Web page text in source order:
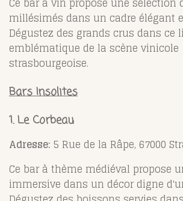
millésimés dans un cadre élégant
Dégustez des grands crus dans ce
emblématique de la scène vinicole
strasbourgeoise.
Bars Insolites
1. Le Corbeau
Adresse: 5 Rue de la Râpe, 67000
Ce bar à thème médiéval propose
immersive dans un décor digne